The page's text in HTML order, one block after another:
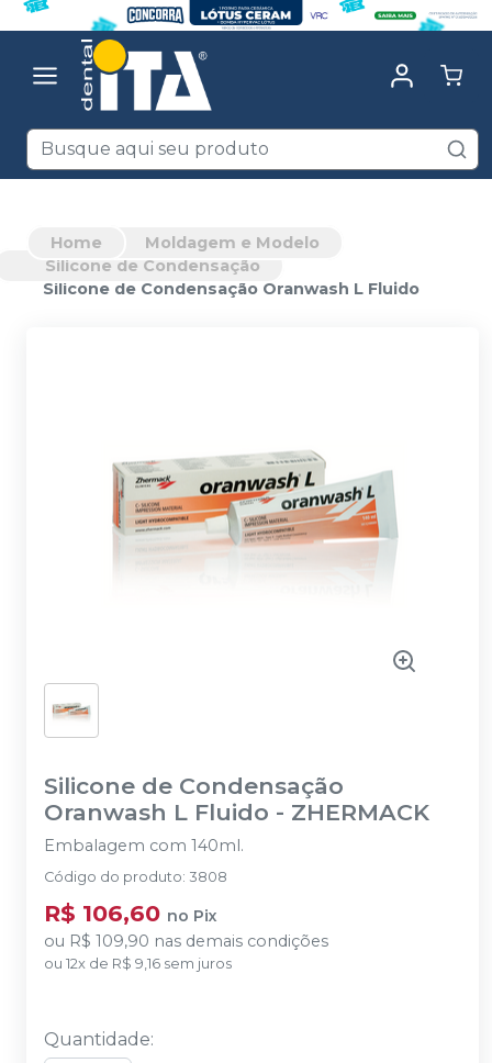
Home
Moldagem e Modelo
Silicone de Condensação
Silicone de Condensação Oranwash L Fluido
Silicone de Condensação
Oranwash L Fluido - ZHERMACK
Embalagem com 140ml.
Código do produto: 3808
R$ 106,60 no Pix
ou R$ 109,90 nas demais condições
ou 12x de R$ 9,16 sem juros
Quantidade: